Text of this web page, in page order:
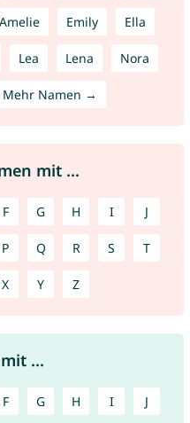
Amelie Emily Ella
Lea Lena Nora
Mehr Namen →
mit ...
F G H I J
P Q R S T
X Y Z
...
F G H I J